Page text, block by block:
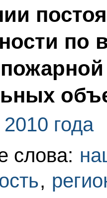
по
2010 года
слова:
,